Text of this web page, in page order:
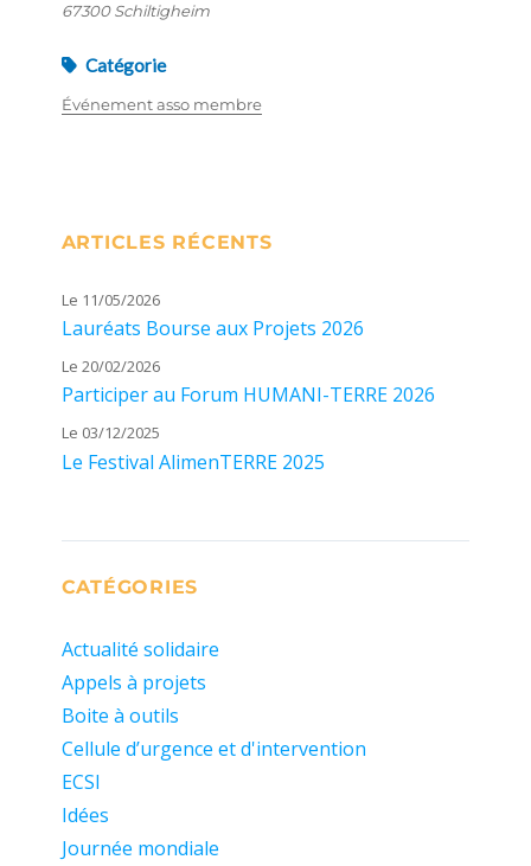
67300 Schiltigheim
Catégorie
Événement asso membre
ARTICLES RÉCENTS
Le 11/05/2026
Lauréats Bourse aux Projets 2026
Le 20/02/2026
Participer au Forum HUMANI-TERRE 2026
Le 03/12/2025
Le Festival AlimenTERRE 2025
CATÉGORIES
Actualité solidaire
Appels à projets
Boite à outils
Cellule d’urgence et d'intervention
ECSI
Idées
Journée mondiale